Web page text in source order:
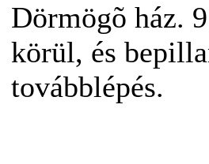
Dörmögõ ház.
körül, és
továbblépés.